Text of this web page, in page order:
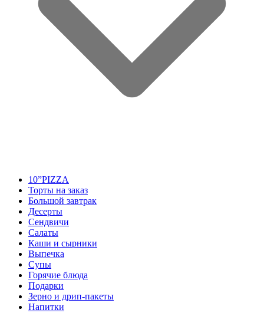
10”PIZZA
Торты на заказ
Большой завтрак
Десерты
Сендвичи
Салаты
Каши и сырники
Выпечка
Супы
Горячие блюда
Подарки
Зерно и дрип-пакеты
Напитки